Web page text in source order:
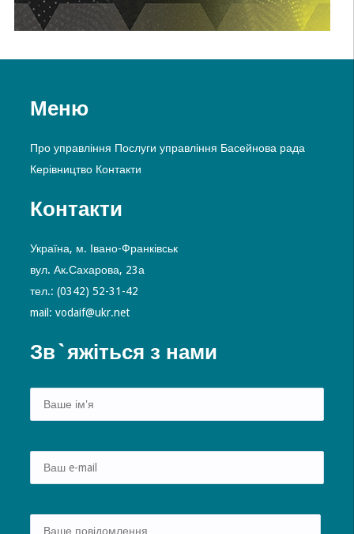
Меню
Про управління Послуги управління Басейнова рада
Керівництво Контакти
Контакти
Україна, м. Івано-Франківськ
вул. Ак.Сахарова, 23а
тел.: (0342) 52-31-42
mail: vodaif@ukr.net
Зв`яжіться з нами